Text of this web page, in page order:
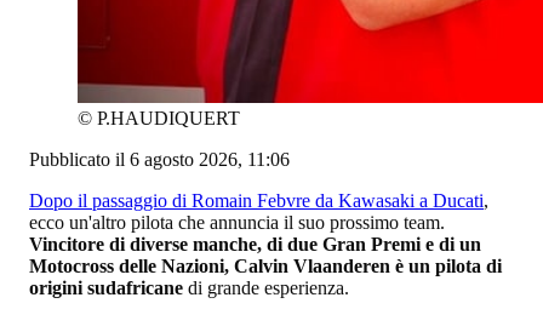
© P.HAUDIQUERT
Pubblicato il 6 agosto 2026, 11:06
Dopo il passaggio di Romain Febvre da Kawasaki a Ducati,
ecco un'altro pilota che annuncia il suo prossimo team.
Vincitore di diverse manche, di due Gran Premi e di un
Motocross delle Nazioni, Calvin Vlaanderen è un pilota di
origini sudafricane di grande esperienza.